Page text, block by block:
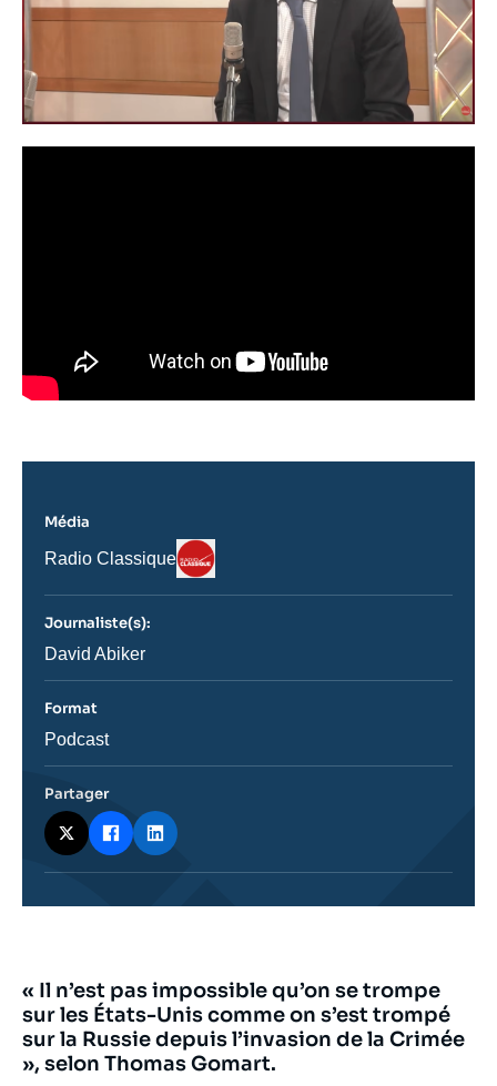
body
« Il n’est pas impossible qu’on se trompe
sur les États-Unis comme on s’est trompé
sur la Russie depuis l’invasion de la Crimée
», selon Thomas Gomart.
Média
Nom
journal,
ou
émission
Radio Classique
Logo
Journaliste(s):
Journaliste
David Abiker
Format
Catégorie
Podcast
Partager